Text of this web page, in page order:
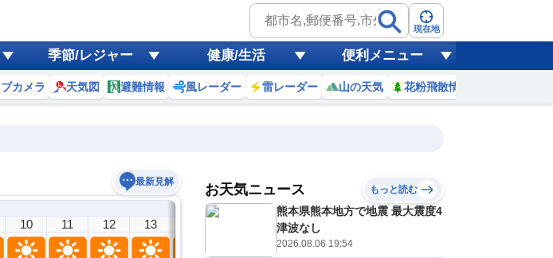
現在地
季節/レジャー 健康/生活 便利メニュー
カメラ 天気図 避難情報 風レーダー 雷レーダー 山の天気 花粉飛散情報
最新見解
10 11 12 13 16 17
お天気ニュース もっと読む
熊本県熊本地方で地震 最大震度4
津波なし
2026.08.06 19:54